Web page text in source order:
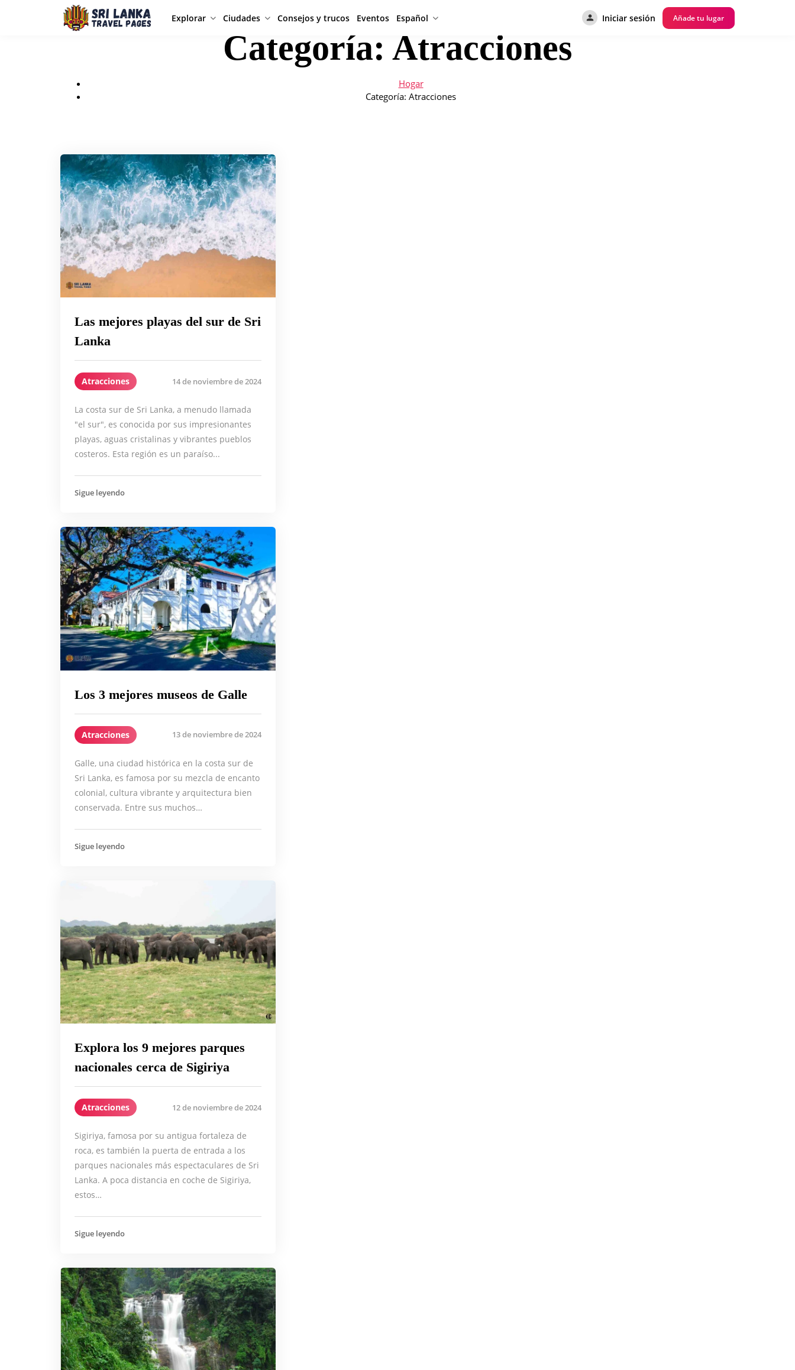
Explorar Ciudades Consejos y trucos Eventos Español Iniciar sesión Añade tu lugar
Categoría: Atracciones
Hogar
Categoría: Atracciones
Las mejores playas del sur de Sri
Lanka
Atracciones 14 de noviembre de 2024
La costa sur de Sri Lanka, a menudo llamada
"el sur", es conocida por sus impresionantes
playas, aguas cristalinas y vibrantes pueblos
costeros. Esta región es un paraíso...
Sigue leyendo
Los 3 mejores museos de Galle
Atracciones 13 de noviembre de 2024
Galle, una ciudad histórica en la costa sur de
Sri Lanka, es famosa por su mezcla de encanto
colonial, cultura vibrante y arquitectura bien
conservada. Entre sus muchos…
Sigue leyendo
Explora los 9 mejores parques
nacionales cerca de Sigiriya
Atracciones 12 de noviembre de 2024
Sigiriya, famosa por su antigua fortaleza de
roca, es también la puerta de entrada a los
parques nacionales más espectaculares de Sri
Lanka. A poca distancia en coche de Sigiriya,
estos…
Sigue leyendo